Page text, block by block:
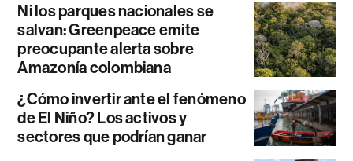
Ni los parques nacionales se
salvan: Greenpeace emite
preocupante alerta sobre
Amazonía colombiana
¿Cómo invertir ante el fenómeno
de El Niño? Los activos y
sectores que podrían ganar